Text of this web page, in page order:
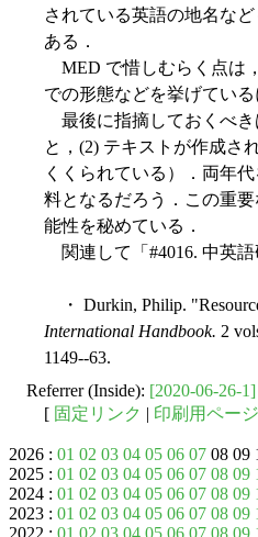
されている英語の地名な
ある．
MED で惜しむらく点は
での形態などを挙げてい
最後に指摘しておくべき
と，(2) テキストが作成さ
くくられている）．両年
料となるだろう．この重
能性を秘めている．
関連して「#4016. 中英
・ Durkin, Philip.
International Handbook. 2
1149--63.
Referrer (Inside): [2020-06-26-1]
[ 固定リンク | 印刷用ページ
2026 : 01 02 03 04 05 06 07 08 09
2025 : 01 02 03 04 05 06 07 08 09
2024 : 01 02 03 04 05 06 07 08 09
2023 : 01 02 03 04 05 06 07 08 09
2022 : 01 02 03 04 05 06 07 08 09